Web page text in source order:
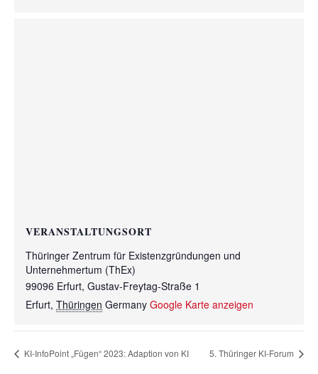
VERANSTALTUNGSORT
Thüringer Zentrum für Existenzgründungen und
Unternehmertum (ThEx)
99096 Erfurt, Gustav-Freytag-Straße 1
Erfurt, Thüringen Germany Google Karte anzeigen
KI-InfoPoint „Fügen“ 2023: Adaption von KI 5. Thüringer KI-Forum